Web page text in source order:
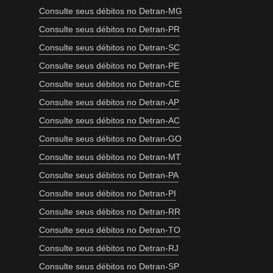
Consulte seus débitos no Detran-MG
Consulte seus débitos no Detran-PR
Consulte seus débitos no Detran-SC
Consulte seus débitos no Detran-PE
Consulte seus débitos no Detran-CE
Consulte seus débitos no Detran-AP
Consulte seus débitos no Detran-AC
Consulte seus débitos no Detran-GO
Consulte seus débitos no Detran-MT
Consulte seus débitos no Detran-PA
Consulte seus débitos no Detran-PI
Consulte seus débitos no Detran-RR
Consulte seus débitos no Detran-TO
Consulte seus débitos no Detran-RJ
Consulte seus débitos no Detran-SP